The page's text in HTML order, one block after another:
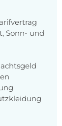
Sonn- und